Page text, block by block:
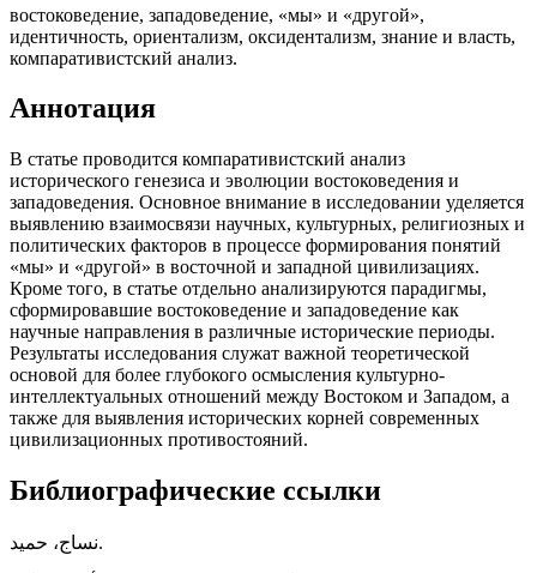
востоковедение, западоведение, «мы» и «другой»,
идентичность, ориентализм, оксидентализм, знание и власть,
компаративистский анализ.
Аннотация
В статье проводится компаративистский анализ
исторического генезиса и эволюции востоковедения и
западоведения. Основное внимание в исследовании уделяется
выявлению взаимосвязи научных, культурных, религиозных и
политических факторов в процессе формирования понятий
«мы» и «другой» в восточной и западной цивилизациях.
Кроме того, в статье отдельно анализируются парадигмы,
сформировавшие востоковедение и западоведение как
научные направления в различные исторические периоды.
Результаты исследования служат важной теоретической
основой для более глубокого осмысления культурно-
интеллектуальных отношений между Востоком и Западом, а
также для выявления исторических корней современных
цивилизационных противостояний.
Библиографические ссылки
نساج، حمید.